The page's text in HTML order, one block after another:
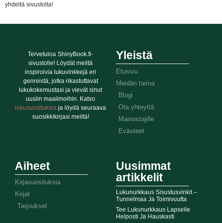
yhdeltä sivustolta!
Tervetuloa ShinyBook.fi-
sivustolle! Löydät meiltä
inspiroivia lukuvinkkejä eri
genreistä, jotka rikastuttavat
lukukokemustasi ja vievät sinut
uusiin maailmoihin. Katso
lukusuosituksia ja löydä seuraava
suosikkikirjasi meiltä!
Yleistä
Etusivu
Meidän tarina
Blogi
Ota yhteyttä
Mainostajille
Evästeet
Aiheet
Kirjasuosituksia
Kirjat
Tarjoukset
Uusimmat
artikkelit
Lukunurkkaus Sisustusvinkit –
Tunnelmaa Ja Toimivuutta
Tee Lukunurkkaus Lapselle
Helposti Ja Hauskasti